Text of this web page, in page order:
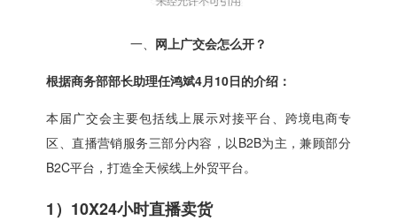
一、 网上广交会怎么开？
根据商务部部长助理任鸿斌4月10日的介绍：
本届广交会主要包括线上展示对接平台、跨境电商专
区、直播营销服务三部分内容，以B2B为主，兼顾部分
B2C平台，打造全天候线上外贸平台。
1）10X24小时直播卖货